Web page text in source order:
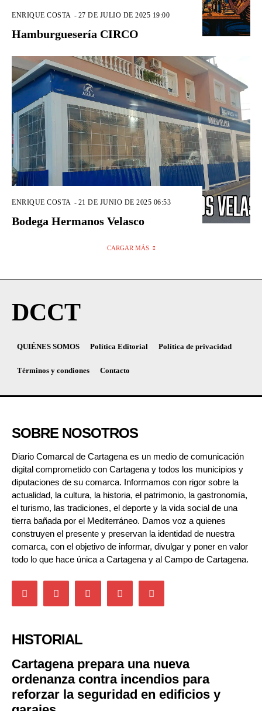
ENRIQUE COSTA - 27 DE JULIO DE 2025 19:00
Hamburguesería CIRCO
ENRIQUE COSTA - 21 DE JUNIO DE 2025 06:53
Bodega Hermanos Velasco
CARGAR MÁS
DCCT
QUIÉNES SOMOS Política Editorial Política de privacidad
Términos y condiones Contacto
SOBRE NOSOTROS
Diario Comarcal de Cartagena es un medio de comunicación
digital comprometido con Cartagena y todos los municipios y
diputaciones de su comarca. Informamos con rigor sobre la
actualidad, la cultura, la historia, el patrimonio, la gastronomía,
el turismo, las tradiciones, el deporte y la vida social de una
tierra bañada por el Mediterráneo. Damos voz a quienes
construyen el presente y preservan la identidad de nuestra
comarca, con el objetivo de informar, divulgar y poner en valor
todo lo que hace única a Cartagena y al Campo de Cartagena.
HISTORIAL
Cartagena prepara una nueva
ordenanza contra incendios para
reforzar la seguridad en edificios y